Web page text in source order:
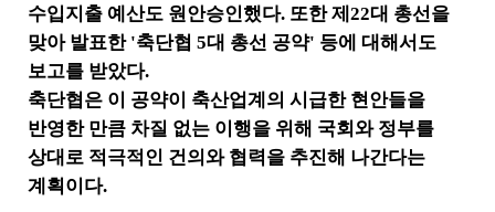
수입지출 예산도 원안승인했다. 또한 제 22대 총선을
맞아 발표한 '축단협 5대 총선 공약' 등에 대해서도
보고를 받았다.
축단협은 이 공약이 축산업계의 시급한 현안들을
반영한 만큼 차질 없는 이행을 위해 국회와 정부를
상대로 적극적인 건의와 협력을 추진해 나간다는
계획이다.